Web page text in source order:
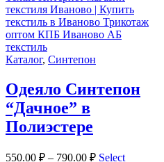
Каталог, Синтепон
Одеяло Синтепон
“Дачное” в
Полиэстере
550.00 ₽ – 790.00 ₽ Select